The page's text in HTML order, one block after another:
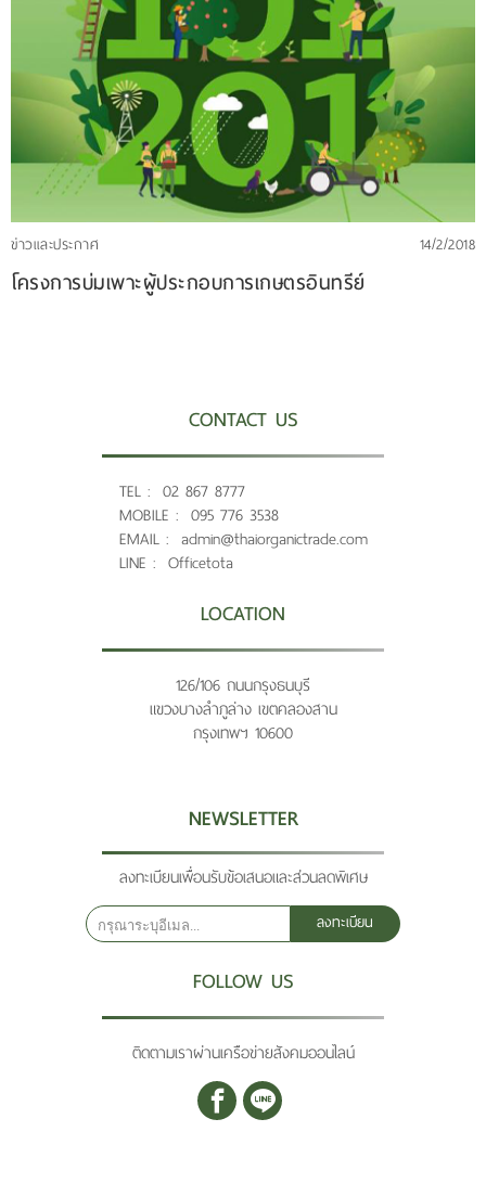
ข่าวและประกาศ 14/2/2018
โครงการบ่มเพาะผู้ประกอบการเกษตรอินทรีย์
CONTACT US
TEL : 02 867 8777
MOBILE : 095 776 3538
EMAIL : admin@thaiorganictrade.com
LINE : Officetota
LOCATION
126/106 ถนนกรุงธนบุรี
แขวงบางลำภูล่าง เขตคลองสาน
กรุงเทพฯ 10600
NEWSLETTER
ลงทะเบียนเพื่อนรับข้อเสนอและส่วนลดพิเศษ
ลงทะเบียน
FOLLOW US
ติดตามเราผ่านเครือข่ายสังคมออนไลน์